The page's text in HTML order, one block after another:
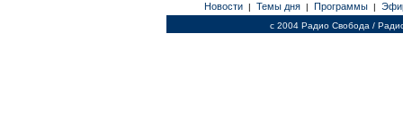
Новости | Темы дня | Программы |
c 2004 Радио Свобода /